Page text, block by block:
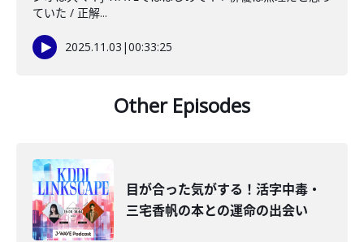
ていた / 正解...
2025.11.03 |00:33:25
Other Episodes
目が合った気がする！活字中毒・
三宅香帆の本との運命の出会い